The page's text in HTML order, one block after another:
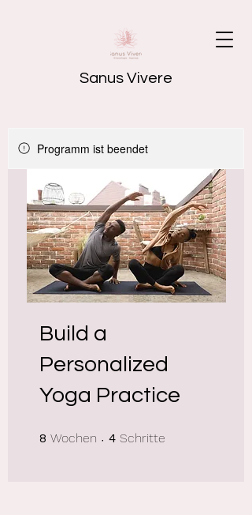
Sanus Vivere
Programm ist beendet
Build a
Personalized
Yoga Practice
8 Wochen 8 Wochen
4 Schritte